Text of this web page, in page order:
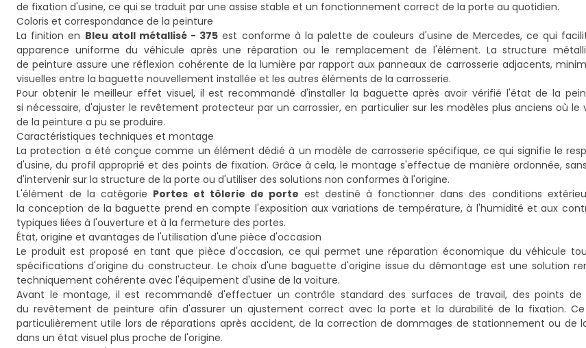
de fixation d'usine, ce qui se traduit par une assise stable et un fonctionnement correct de la porte au quotidien.
Coloris et correspondance de la peinture
La finition en Bleu atoll métallisé - 375 est conforme à la palette de couleurs d'usine de Mercedes, ce qui
apparence uniforme du véhicule après une réparation ou le remplacement de l'élément. La structure
de peinture assure une réflexion cohérente de la lumière par rapport aux panneaux de carrosserie adjacents,
visuelles entre la baguette nouvellement installée et les autres éléments de la carrosserie.
Pour obtenir le meilleur effet visuel, il est recommandé d'installer la baguette après avoir vérifié l'état de la
si nécessaire, d'ajuster le revêtement protecteur par un carrossier, en particulier sur les modèles plus anciens où le
de la peinture a pu se produire.
Caractéristiques techniques et montage
La protection a été conçue comme un élément dédié à un modèle de carrosserie spécifique, ce qui signifie le
d'usine, du profil approprié et des points de fixation. Grâce à cela, le montage s'effectue de manière ordonnée,
d'intervenir sur la structure de la porte ou d'utiliser des solutions non conformes à l'origine.
L'élément de la catégorie Portes et tôlerie de porte est destiné à fonctionner dans des conditions
la conception de la baguette prend en compte l'exposition aux variations de température, à l'humidité et aux
typiques liées à l'ouverture et à la fermeture des portes.
État, origine et avantages de l'utilisation d'une pièce d'occasion
Le produit est proposé en tant que pièce d'occasion, ce qui permet une réparation économique du véhicule
spécifications d'origine du constructeur. Le choix d'une baguette d'origine issue du démontage est une solution
techniquement cohérente avec l'équipement d'usine de la voiture.
Avant le montage, il est recommandé d'effectuer un contrôle standard des surfaces de travail, des points
du revêtement de peinture afin d'assurer un ajustement correct avec la porte et la durabilité de la fixation.
particulièrement utile lors de réparations après accident, de la correction de dommages de stationnement ou de
dans un état visuel plus proche de l'origine.